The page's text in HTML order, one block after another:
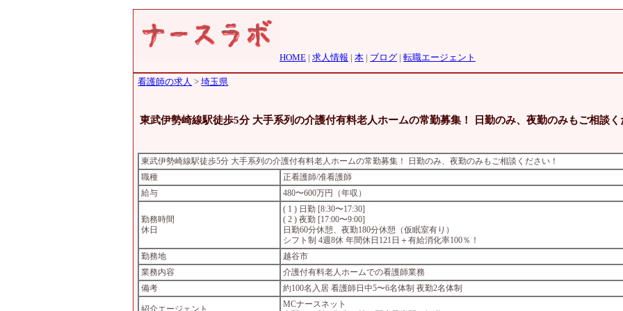
HOME | 求人情報 | 本 | ブログ | 転職エージェント
看護師の求人 >埼玉県
東武伊勢崎線駅徒歩5分 大手系列の介護付有料老人ホームの常勤募集！ 日勤のみ、夜勤のみもご相談
東武伊勢崎線駅徒歩5分 大手系列の介護付有料老人ホームの常勤募集！ 日勤のみ、夜勤のみもご相談ください！
職種
正看護師/准看護師
給与
480〜600万円（年収）
勤務時間
休日
( 1 ) 日勤 [8:30〜17:30]
( 2 ) 夜勤 [17:00〜9:00]
日勤60分休憩、夜勤180分休憩（仮眠室有り）
シフト制 4週8休 年間休日121日＋有給消化率100％！
勤務地
越谷市
業務内容
介護付有料老人ホームでの看護師業務
備考
約100名入居 看護師日中5〜6名体制 夜勤2名体制
紹介エージェント
MCナースネット